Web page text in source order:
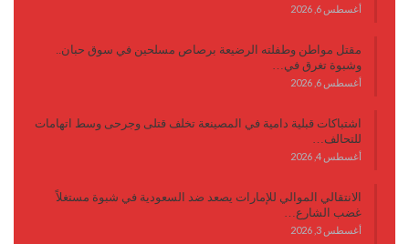
أغسطس 6, 2026
مقتل مواطن وطفلته الرضيعة برصاص مسلحين في سوق حبان..
وشبوة تغرق في…
أغسطس 6, 2026
اشتباكات قبلية دامية في المصينعة تخلف قتلى وجرحى وسط اتهامات
للتحالف…
أغسطس 4, 2026
الانتقالي الموالي للإمارات يصعد ضد السعودية في شبوة مستغلاً
غضب الشارع…
أغسطس 3, 2026